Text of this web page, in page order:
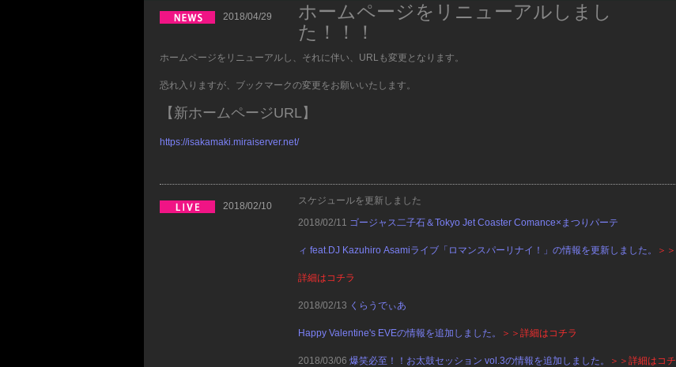
2018/04/29
ホームページをリニューアルしまし
た！！！
ホームページをリニューアルし、それに伴い、URLも変更となります。
恐れ入りますが、ブックマークの変更をお願いいたします。
【新ホームページURL】
https://isakamaki.miraiserver.net/
2018/02/10
スケジュールを更新しました
2018/02/11 ゴージャス二子石＆Tokyo Jet Coaster Comance×まつりパーテ
ィ feat.DJ Kazuhiro Asamiライブ「ロマンスパーリナイ！」の情報を更新しました。 ＞＞
詳細はコチラ
2018/02/13 くらうでぃあ
Happy Valentine's EVEの情報を追加しました。 ＞＞詳細はコチラ
2018/03/06 爆笑必至！！お太鼓セッション vol.3の情報を追加しました。 ＞＞詳細はコチ